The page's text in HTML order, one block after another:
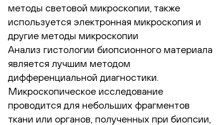
методы световой микроскопии, также
используется электронная микроскопия и
другие методы микроскопии
Анализ гистологии биопсионного материала
является лучшим методом
дифференциальной диагностики.
Микроскопическое исследование
проводится для небольших фрагментов
ткани или органов, полученных при биопсии,